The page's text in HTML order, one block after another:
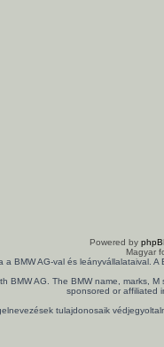
Powered by
Magyar
BMW AG-val és leányvállalataival.
AG. The BMW name,
sponsored or affiliated
tulajdonosaik